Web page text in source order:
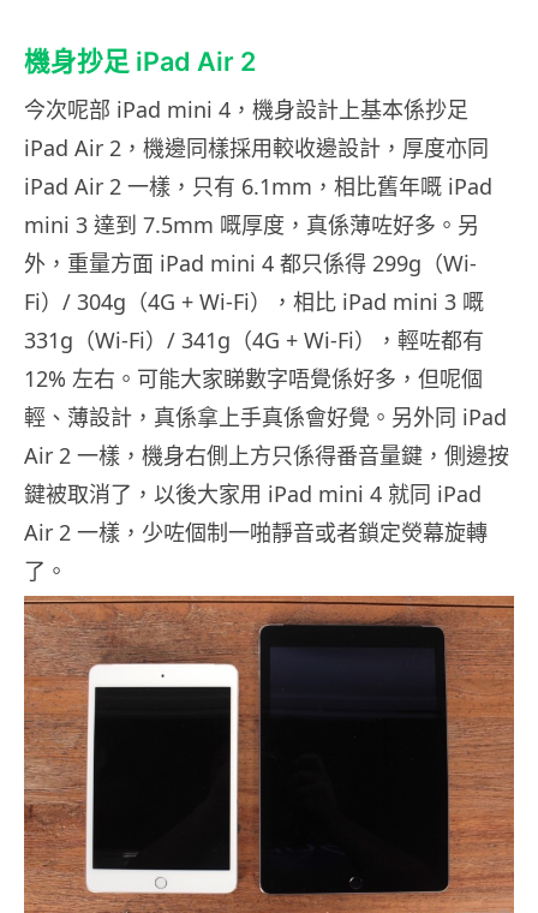
機身抄足 iPad Air 2
今次呢部 iPad mini 4，機身設計上基本係抄足
iPad Air 2，機邊同樣採用較收邊設計，厚度亦同
iPad Air 2 一樣，只有 6.1mm，相比舊年嘅 iPad
mini 3 達到 7.5mm 嘅厚度，真係薄咗好多。另
外，重量方面 iPad mini 4 都只係得 299g（Wi-
Fi）/ 304g（4G + Wi-Fi），相比 iPad mini 3 嘅
331g（Wi-Fi）/ 341g（4G + Wi-Fi），輕咗都有
12% 左右。可能大家睇數字唔覺係好多，但呢個
輕、薄設計，真係拿上手真係會好覺。另外同 iPad
Air 2 一樣，機身右側上方只係得番音量鍵，側邊按
鍵被取消了，以後大家用 iPad mini 4 就同 iPad
Air 2 一樣，少咗個制一啪靜音或者鎖定熒幕旋轉
了。